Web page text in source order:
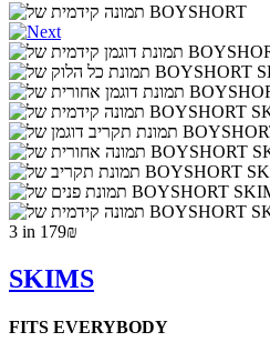
3 in 179₪
SKIMS
FITS EVERYBODY